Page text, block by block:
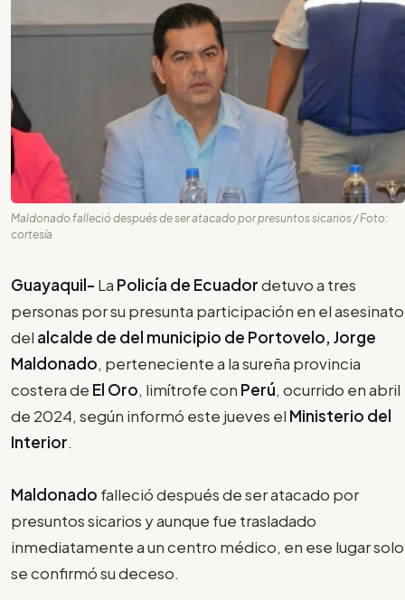
Maldonado falleció después de ser atacado por presuntos sicarios / Foto:
cortesía
Guayaquil- La Policía de Ecuadordetuvo a tres
personas por su presunta participación en el asesinato
del alcalde de del municipio de Portovelo, Jorge
Maldonado, perteneciente a la sureña provincia
costera de El Oro, limítrofe con Perú, ocurrido en abril
de 2024, según informó este jueves el Ministerio del
Interior.
Maldonado falleció después de ser atacado por
presuntos sicarios y aunque fue trasladado
inmediatamente a un centro médico, en ese lugar solo
se confirmó su deceso.